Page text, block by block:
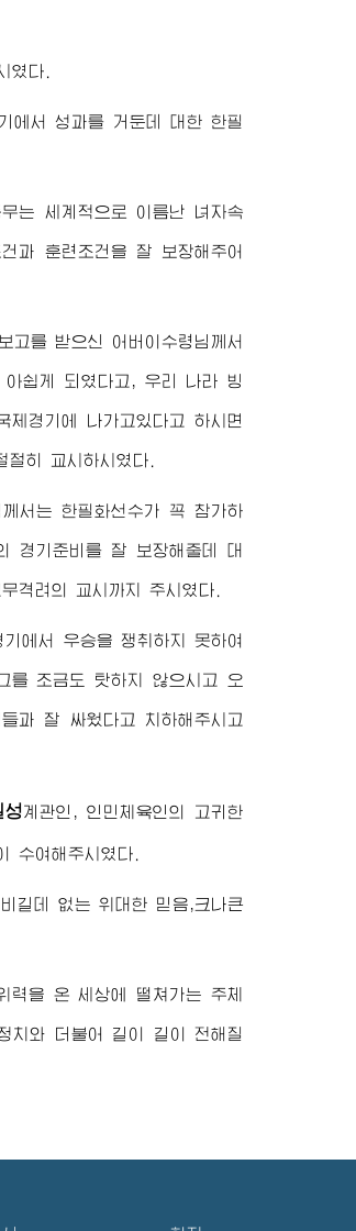
였다.
에서 성과를 거둔데 대한 한필
는 세계적으로 이름난 녀자속
과 훈련조건을 잘 보장해주어
고를 받으신 어버이수령님께서
쉽게 되였다고, 우리 나라 빙
경기에 나가고있다고 하시면
히 교시하시였다.
서 는 한필화선수가 꼭 참가하
경기준비를 잘 보장해줄데 대
격려의 교시까지 주시였다.
에서 우승을 쟁취하지 못하여
를 조금도 탓하지 않으시고 오
과 잘 싸웠다고 치하해주시고
성계관인, 인민체육인의 고귀한
수여해주시였다.
길데 없는 위대한 믿음,크나큰
을 온 세상에 떨쳐가는 주체
치와 더불어 길이 길이 전해질